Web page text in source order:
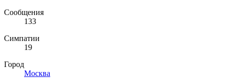
Сообщения
133
Симпатии
19
Город
Москва